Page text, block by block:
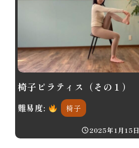
椅子ピラティス（その１）
難易度: 椅子
投稿日
2025年1月15日